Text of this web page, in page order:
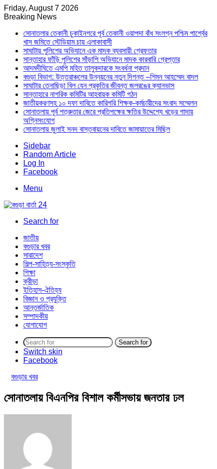
Friday, August 7 2026
Breaking News
সোনাতলার তেকানী চুকাইনগরে পূর্ব তেকানী ওয়াপদা বাঁধ সংলগ্ন পশ্চিম পার্শ্বের
খাস জমিতে স্টেডিয়াম চায় এলাকাবাসী
সাঘাটায় পুলিশের অভিযানে এক মাদক ব্যবসায়ী গ্রেফতার
সান্তাহার ফাঁড়ি পুলিশের সাঁড়াশি অভিযানে মাদক কারবারি গ্রেপ্তার
আদমদীঘিতে এমপি মহিত তালুকদারকে সংবর্ধনা প্রদান
বগুড়া বিভাগ: উত্তরাঞ্চলের উন্নয়নের নতুন দিগন্ত –শিমন আহম্মেদ বাদল
সাঘাটার তেনাছিড়া বিল যেন প্রকৃতির জীবন্ত জলরঙের ক্যানভাস
সান্তাহারে নাগরিক কমিটির আহবায়ক কমিটি গঠন
জাতীয়করণসহ ১০ দফা দাবিতে কারিগরি শিক্ষক-কর্মচারীদের সংবাদ সম্মেলন
সোনাতলায় পূর্ব শত্রুতার জেরে প্রতিপক্ষের ক্ষতির উদ্দেশ্যে খড়ের গাদায়
অগ্নিসংযোগ
সোনাতলায় জুলাই সনদ বাস্তবায়নের দাবিতে জামায়াতের মিছিল
Sidebar
Random Article
Log In
Facebook
Menu
Search for
জাতীয়
বগুড়ার খবর
সারাদেশ
শিল্প-সাহিত্য-সংস্কৃতি
শিক্ষা
ক্রীড়া
ইতিহাস-ঐতিহ্য
বিজ্ঞান ও প্রযুক্তি
আন্তর্জাতিক
সম্পাদকীয়
যোগাযোগ
Search for
Switch skin
Facebook
বগুড়ার খবর
সোনাতলায় বিএনপির বিশাল কর্মীসভায় জনতার ঢল